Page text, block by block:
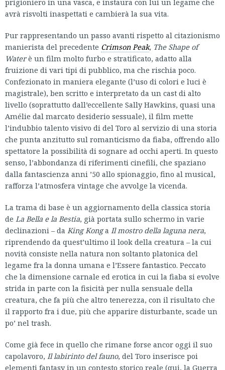
prigioniero in una vasca, e instaura con lui un legame che
avrà risvolti inaspettati e cambierà la sua vita.
Pur rappresentando un passo avanti rispetto al citazionismo
manierista del precedente Crimson Peak, The Shape of
Waterè un film molto furbo e stratificato, adatto alla
fruizione di vari tipi di pubblico, ma che rischia poco.
Confezionato in maniera elegante (l’uso di colori e luci è
magistrale), ben scritto e interpretato da un cast di alto
livello (soprattutto dall’eccellente Sally Hawkins, quasi una
Amélie dal marcato desiderio sessuale), il film mette
l’indubbio talento visivo di del Toro al servizio di una storia
che punta anzitutto sul romanticismo da fiaba, offrendo allo
spettatore la possibilità di sognare ad occhi aperti. In questo
senso, l’abbondanza di riferimenti cinefili, che spaziano
dalla fantascienza anni ’50 allo spionaggio, fino al musical,
rafforza l’atmosfera vintage che avvolge la vicenda.
La trama di base è un aggiornamento della classica storia
de La Bella e la Bestia, già portata sullo schermo in varie
declinazioni – da King Konga Il mostro della laguna nera,
riprendendo da quest’ultimo il look della creatura – la cui
novità consiste nella natura non soltanto platonica del
legame fra la donna umana e l’Essere fantastico. Peccato
che la dimensione carnale ed erotica in cui la fiaba si evolve
strida in parte con la fisicità per nulla sensuale della
creatura, che fa più che altro tenerezza, con il risultato che
il rapporto fra i due, più che apparire disturbante, scade un
po’ nel trash.
Come già fece in quello che rimane forse ancor oggi il suo
capolavoro, Il labirinto del fauno, del Toro inserisce poi
elementi fantasy in un contesto storico reale (qui, la Guerra